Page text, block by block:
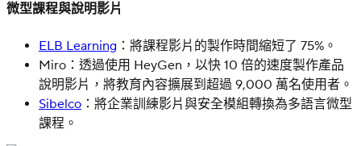
微型課程與說明影片
ELB Learning ：將課程影片的製作時間縮短了 75%。
Miro：透過使用 HeyGen，以快 10 倍的速度製作產品
說明影片，將教育內容擴展到超過 9,000 萬名使用者。
Sibelco ：將企業訓練影片與安全模組轉換為多語言微型
課程。